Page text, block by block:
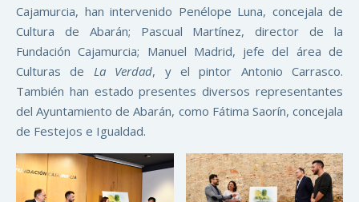
Cajamurcia, han intervenido Penélope Luna, concejala de
Cultura de Abarán; Pascual Martínez, director de la
Fundación Cajamurcia; Manuel Madrid, jefe del área de
Culturas de La Verdad, y el pintor Antonio Carrasco.
También han estado presentes diversos representantes
del Ayuntamiento de Abarán, como Fátima Saorín, concejala
de Festejos e Igualdad.